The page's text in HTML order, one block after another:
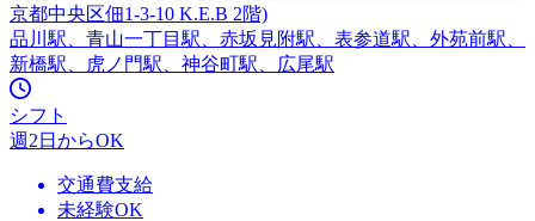
京都中央区佃1-3-10 K.E.B 2階)
品川駅、青山一丁目駅、赤坂見附駅、表参道駅、外苑前駅、
新橋駅、虎ノ門駅、神谷町駅、広尾駅
シフト
週2日からOK
交通費支給
未経験OK